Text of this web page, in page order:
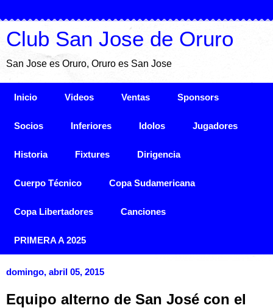
Club San Jose de Oruro
San Jose es Oruro, Oruro es San Jose
Inicio Videos Ventas Sponsors
Socios Inferiores Idolos Jugadores
Historia Fixtures Dirigencia
Cuerpo Técnico Copa Sudamericana
Copa Libertadores Canciones
PRIMERA A 2025
domingo, abril 05, 2015
Equipo alterno de San José con el